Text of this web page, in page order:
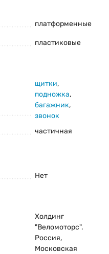
платформенные
пластиковые
щитки,
подножка,
багажник,
звонок
частичная
Нет
Холдинг
"Веломоторс".
Россия,
Московская